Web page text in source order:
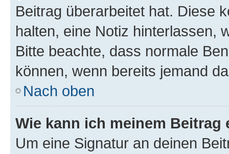
Beitrag überarbeitet hat. Diese
halten, eine Notiz hinterlassen,
Bitte beachte, dass normale
können, wenn bereits jemand
Nach oben
Wie kann ich meinem
Um eine Signatur an deinen